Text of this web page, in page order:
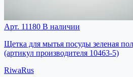
Арт. 11180 В наличии
Щетка для мытья посуды зеленая
(артикул производителя 10463-5)
RiwaRus